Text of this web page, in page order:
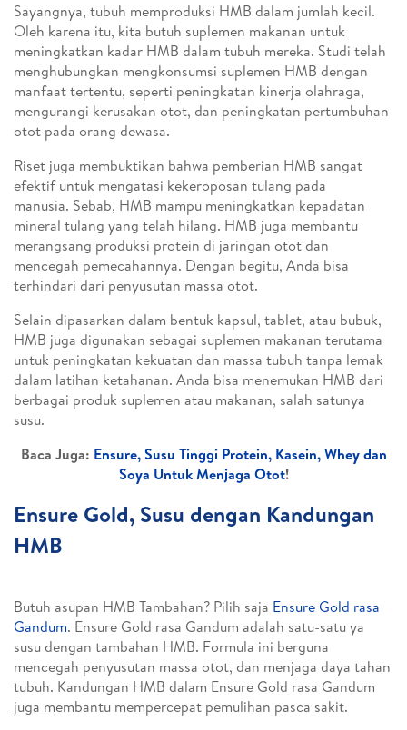
Sayangnya, tubuh memproduksi HMB dalam jumlah kecil.
Oleh karena itu, kita butuh suplemen makanan untuk
meningkatkan kadar HMB dalam tubuh mereka. Studi telah
menghubungkan mengkonsumsi suplemen HMB dengan
manfaat tertentu, seperti peningkatan kinerja olahraga,
mengurangi kerusakan otot, dan peningkatan pertumbuhan
otot pada orang dewasa.
Riset juga membuktikan bahwa pemberian HMB sangat
efektif untuk mengatasi kekeroposan tulang pada
manusia. Sebab, HMB mampu meningkatkan kepadatan
mineral tulang yang telah hilang. HMB juga membantu
merangsang produksi protein di jaringan otot dan
mencegah pemecahannya. Dengan begitu, Anda bisa
terhindari dari penyusutan massa otot.
Selain dipasarkan dalam bentuk kapsul, tablet, atau bubuk,
HMB juga digunakan sebagai suplemen makanan terutama
untuk peningkatan kekuatan dan massa tubuh tanpa lemak
dalam latihan ketahanan. Anda bisa menemukan HMB dari
berbagai produk suplemen atau makanan, salah satunya
susu.
Baca Juga: Ensure, Susu Tinggi Protein, Kasein, Whey dan
Soya Untuk Menjaga Otot!
Ensure Gold, Susu dengan Kandungan
HMB
Butuh asupan HMB Tambahan? Pilih saja Ensure Gold rasa
Gandum. Ensure Gold rasa Gandum adalah satu-satu ya
susu dengan tambahan HMB. Formula ini berguna
mencegah penyusutan massa otot, dan menjaga daya tahan
tubuh. Kandungan HMB dalam Ensure Gold rasa Gandum
juga membantu mempercepat pemulihan pasca sakit.